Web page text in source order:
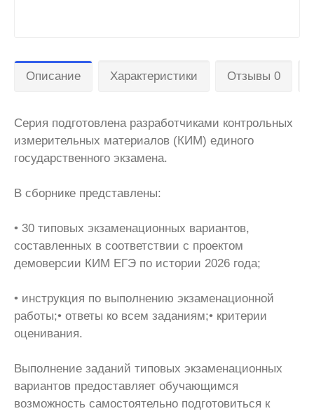
Описание Характеристики Отзывы 0
Серия подготовлена разработчиками контрольных
измерительных материалов (КИМ) единого
государственного экзамена.
В сборнике представлены:
• 30 типовых экзаменационных вариантов,
составленных в соответствии с проектом
демоверсии КИМ ЕГЭ по истории 2026 года;
• инструкция по выполнению экзаменационной
работы;• ответы ко всем заданиям;• критерии
оценивания.
Выполнение заданий типовых экзаменационных
вариантов предоставляет обучающимся
возможность самостоятельно подготовиться к